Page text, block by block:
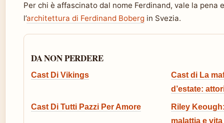
Per chi è affascinato dal nome Ferdinand, vale la pena
l’architettura di Ferdinand Boberg in Svezia.
DA NON PERDERE
Cast Di Vikings
Cast di La
d’estate:
Cast Di Tutti Pazzi Per Amore
Riley
malattia e